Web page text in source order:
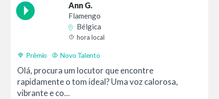
Ann G.
Flamengo
Bélgica
hora local
Prêmio Novo Talento
Olá, procura um locutor que encontre
rapidamente o tom ideal? Uma voz calorosa,
vibrante e co...